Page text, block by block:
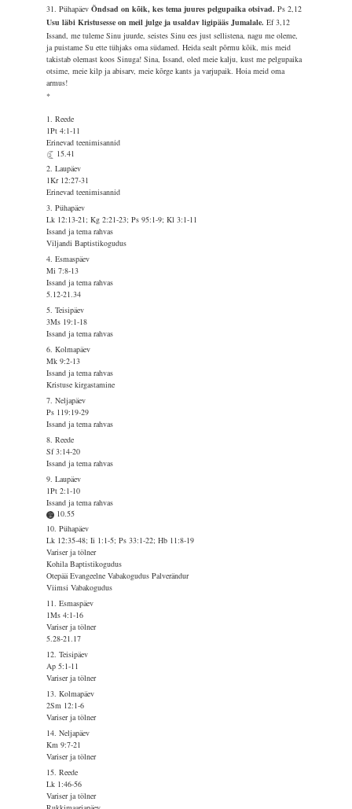
31. PühapäevÕndsad on kõik, kes tema juures pelgupaika otsivad.Ps 2,12
Usu läbi Kristusesse on meil julge ja usaldav ligipääs Jumalale.Ef 3,12
Issand, me tuleme Sinu juurde, seistes Sinu ees just sellistena, nagu me oleme,
ja puistame Su ette tühjaks oma südamed. Heida sealt põrmu kõik, mis meid
takistab olemast koos Sinuga! Sina, Issand, oled meie kalju, kust me pelgupaika
otsime, meie kilp ja abisarv, meie kõrge kants ja varjupaik. Hoia meid oma
armus!
*
1. Reede
1Pt 4:1-11
Erinevad teenimisannid
15.41
2. Laupäev
1Kr 12:27-31
Erinevad teenimisannid
3. Pühapäev
Lk 12:13-21; Kg 2:21-23; Ps 95:1-9; Kl 3:1-11
Issand ja tema rahvas
Viljandi Baptistikogudus
4. Esmaspäev
Mi 7:8-13
Issand ja tema rahvas
5.12-21.34
5. Teisipäev
3Ms 19:1-18
Issand ja tema rahvas
6. Kolmapäev
Mk 9:2-13
Issand ja tema rahvas
Kristuse kirgastamine
7. Neljapäev
Ps 119:19-29
Issand ja tema rahvas
8. Reede
Sf 3:14-20
Issand ja tema rahvas
9. Laupäev
1Pt 2:1-10
Issand ja tema rahvas
10.55
10. Pühapäev
Lk 12:35-48; Ii 1:1-5; Ps 33:1-22; Hb 11:8-19
Variser ja tölner
Kohila Baptistikogudus
Otepää Evangeelne Vabakogudus Palverändur
Viimsi Vabakogudus
11. Esmaspäev
1Ms 4:1-16
Variser ja tölner
5.28-21.17
12. Teisipäev
Ap 5:1-11
Variser ja tölner
13. Kolmapäev
2Sm 12:1-6
Variser ja tölner
14. Neljapäev
Km 9:7-21
Variser ja tölner
15. Reede
Lk 1:46-56
Variser ja tölner